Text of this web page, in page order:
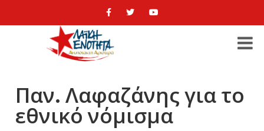
Παν. Λαφαζάνης για το
εθνικό νόμισμα